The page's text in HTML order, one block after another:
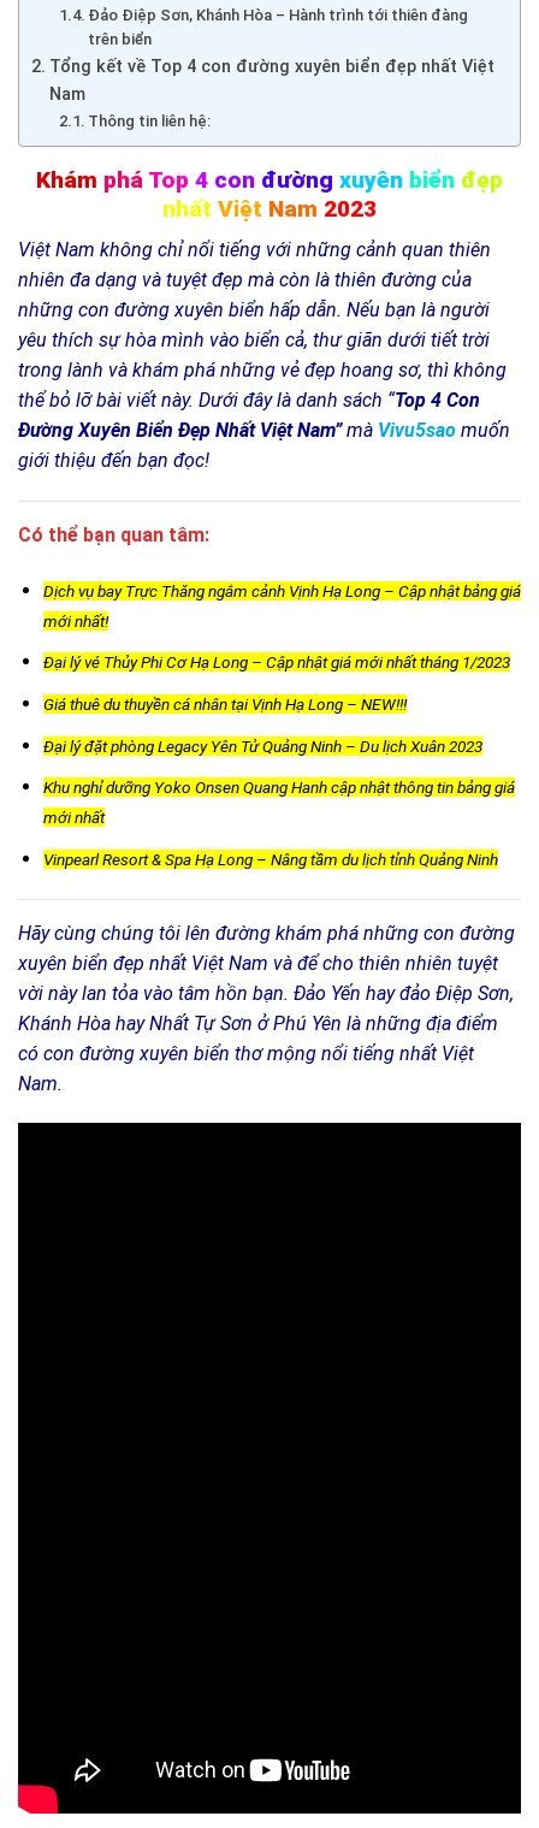
Đảo Điệp Sơn, Khánh Hòa – Hành trình tới thiên đàng
trên biển
Tổng kết về Top 4 con đường xuyên biển đẹp nhất Việt
Nam
Thông tin liên hệ:
Khám phá Top 4 con đường xuyên biển đẹp
nhất Việt Nam 2023
Việt Nam không chỉ nổi tiếng với những cảnh quan thiên
nhiên đa dạng và tuyệt đẹp mà còn là thiên đường của
những con đường xuyên biển hấp dẫn. Nếu bạn là người
yêu thích sự hòa mình vào biển cả, thư giãn dưới tiết trời
trong lành và khám phá những vẻ đẹp hoang sơ, thì không
thể bỏ lỡ bài viết này. Dưới đây là danh sách “Top 4 Con
Đường Xuyên Biển Đẹp Nhất Việt Nam”mà Vivu5sao muốn
giới thiệu đến bạn đọc!
Có thể bạn quan tâm:
Dịch vụ bay Trực Thăng ngắm cảnh Vịnh Hạ Long – Cập nhật bảng giá
mới nhất!
Đại lý vé Thủy Phi Cơ Hạ Long – Cập nhật giá mới nhất tháng 1/2023
Giá thuê du thuyền cá nhân tại Vịnh Hạ Long – NEW!!!
Đại lý đặt phòng Legacy Yên Tử Quảng Ninh – Du lịch Xuân 2023
Khu nghỉ dưỡng Yoko Onsen Quang Hanh cập nhật thông tin bảng giá
mới nhất
Vinpearl Resort & Spa Hạ Long – Nâng tầm du lịch tỉnh Quảng Ninh
Hãy cùng chúng tôi lên đường khám phá những con đường
xuyên biển đẹp nhất Việt Nam và để cho thiên nhiên tuyệt
vời này lan tỏa vào tâm hồn bạn. Đảo Yến hay đảo Điệp Sơn,
Khánh Hòa hay Nhất Tự Sơn ở Phú Yên là những địa điểm
có con đường xuyên biển thơ mộng nổi tiếng nhất Việt
Nam.